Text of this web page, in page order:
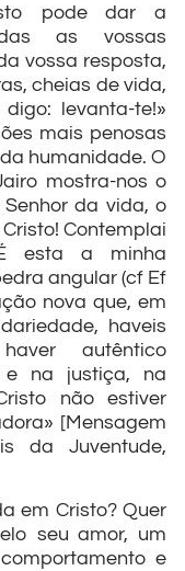
pode dar a
as vossas
vossa resposta,
cheias de vida,
levanta-te!»
mais penosas
humanidade. O
mostra-nos o
da vida, o
Contemplai
esta a minha
angular (cf Ef
nova que, em
haveis
autêntico
e na justiça, na
não estiver
[Mensagem
da Juventude,
em Cristo? Quer
seu amor, um
e